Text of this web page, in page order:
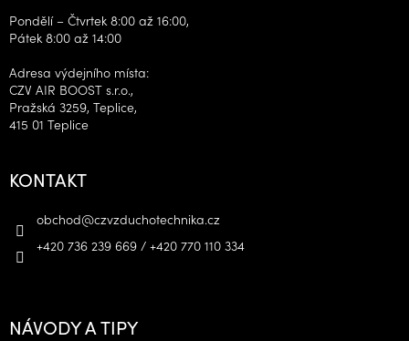
Pondělí – Čtvrtek 8:00 až 16:00,
Pátek 8:00 až 14:00
Adresa výdejního místa:
CZV AIR BOOST s.r.o.,
Pražská 3259, Teplice,
415 01 Teplice
KONTAKT
obchod@czvzduchotechnika.cz
+420 736 239 669 / +420 770 110 334
NÁVODY A TIPY